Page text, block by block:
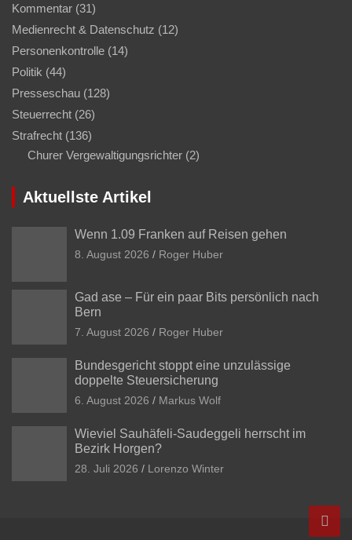
Kommentar (31)
Medienrecht & Datenschutz (12)
Personenkontrolle (14)
Politik (44)
Presseschau (128)
Steuerrecht (26)
Strafrecht (136)
Churer Vergewaltigungsrichter (2)
Aktuellste Artikel
Wenn 1.09 Franken auf Reisen gehen
8. August 2026 Roger Huber
Gad ase – Für ein paar Bits persönlich nach
Bern
7. August 2026 Roger Huber
Bundesgericht stoppt eine unzulässige
doppelte Steuersicherung
6. August 2026 Markus Wolf
Wieviel Sauhäfeli-Saudeggeli herrscht im
Bezirk Horgen?
28. Juli 2026 Lorenzo Winter